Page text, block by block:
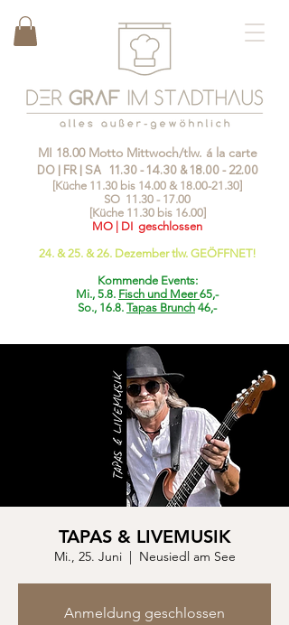
MI 18.00 Motto Mittwoch/tlw. á la carte
DO | FR | SA 11.30 - 14.30&18.00 - 22.00
[Küche 11.30 bis 14.00 & 18.00-21.30]
SO 11.30 - 17.00
[Küche 11.30 bis 16.00]
MO | DI geschlossen
24. & 25. & 26. Dezember tlw. GEÖFFNET!
Kommende Events:
Mi., 5.8. Fisch und Meer65,-
So., 16.8. Tapas Brunch 46,-
TAPAS & LIVEMUSIK
Mi., 25. Juni
  |
Neusiedl am See
Anmeldung geschlossen